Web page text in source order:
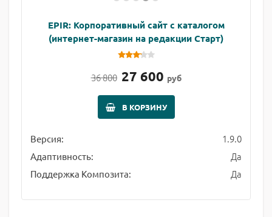
EPIR: Корпоративный сайт с каталогом
(интернет-магазин на редакции Старт)
36 800 27 600 руб
В КОРЗИНУ
Версия: 1.9.0
Адаптивность: Да
Поддержка Композита: Да